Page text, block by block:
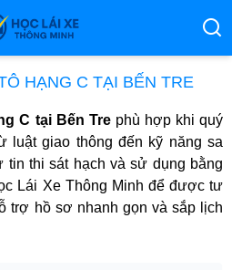
HẠNG C TẠI BẾN TRE
C tại Bến Trephù hợp khi quý
luật giao thông đến kỹ năng sa
thi sát hạch và sử dụng bằng
Lái Xe Thông Minh để được tư
trợ hồ sơ nhanh gọn và sắp lịch